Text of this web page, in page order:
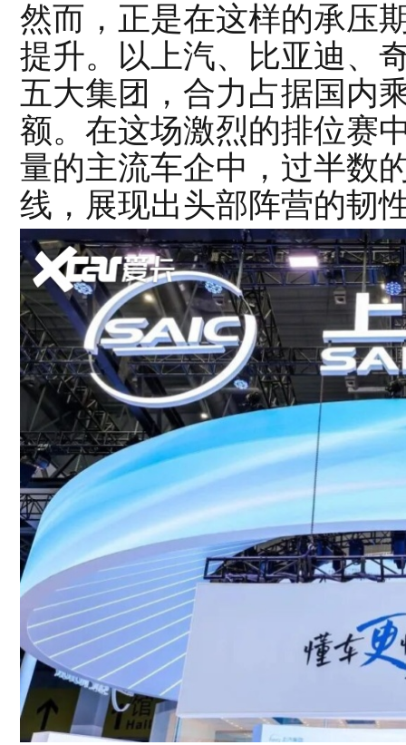
然而，正是在这样的承压
提升。以上汽、比亚迪、
五大集团，合力占据国内
额。在这场激烈的排位赛
量的主流车企中，过半数
线，展现出头部阵营的韧